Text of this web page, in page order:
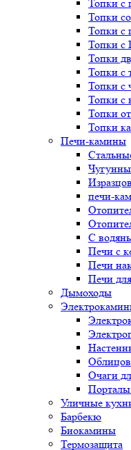
Топки с
Топки
Топки с
Топки с
Топки
Топки с
Топки с
Топки с
Топки
Топки
Печи-камины
печи-
С
Печи с
Печи
Печи
Дымоходы
Очаги
Порталы
Уличные
Барбекю
Биокамины
Термозащита